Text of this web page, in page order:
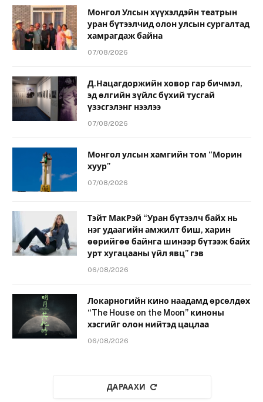
Монгол Улсын хүүхэлдэйн театрын
уран бүтээлчид олон улсын сургалтад
хамрагдаж байна
07/08/2026
Д.Нацагдоржийн ховор гар бичмэл,
эд өлгийн зүйлс бүхий тусгай
үзэсгэлэнг нээлээ
07/08/2026
Монгол улсын хамгийн том “Морин
хуур”
07/08/2026
Тэйт МакРэй “Уран бүтээлч байх нь
нэг удаагийн амжилт биш, харин
өөрийгөө байнга шинээр бүтээж байх
урт хугацааны үйл явц” гэв
06/08/2026
Локарногийн кино наадамд өрсөлдөх
“The House on the Moon” киноны
хэсгийг олон нийтэд цацлаа
06/08/2026
ДАРААХИ